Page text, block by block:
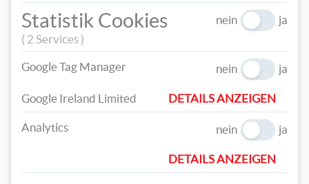
Statistik Cookies
( 2 Services )
nein ja
Google Tag Manager nein ja
Google Ireland Limited DETAILS ANZEIGEN
Analytics nein ja
DETAILS ANZEIGEN